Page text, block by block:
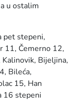
u ostalim
pet stepeni,
11, Čemerno 12,
Bijeljina,
Bileća,
15, Han
16 stepeni